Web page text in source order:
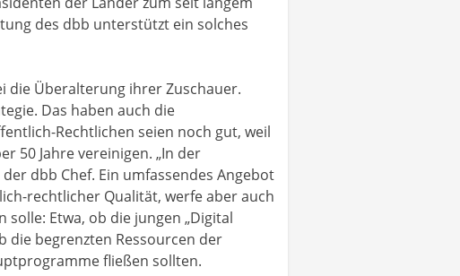
des dbb unterstützt ein solches
Überalterung ihrer Zuschauer.
Das haben auch die
Rechtlichen seien noch gut, weil
50 Jahre vereinigen. „In der
dbb Chef. Ein umfassendes Angebot
rechtlicher Qualität, werfe aber auch
Etwa, ob die jungen „Digital
die begrenzten Ressourcen der
fließen sollten.